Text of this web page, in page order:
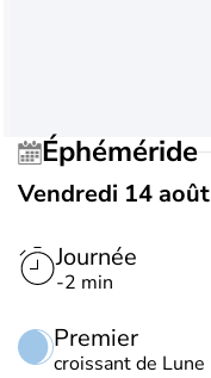
Éphéméride
Vendredi 14 août
Journée
-2 min
Premier
croissant de Lune